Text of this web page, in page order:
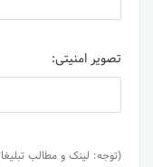
تصویر امنیتی:
(توجه: لینک و مطالب